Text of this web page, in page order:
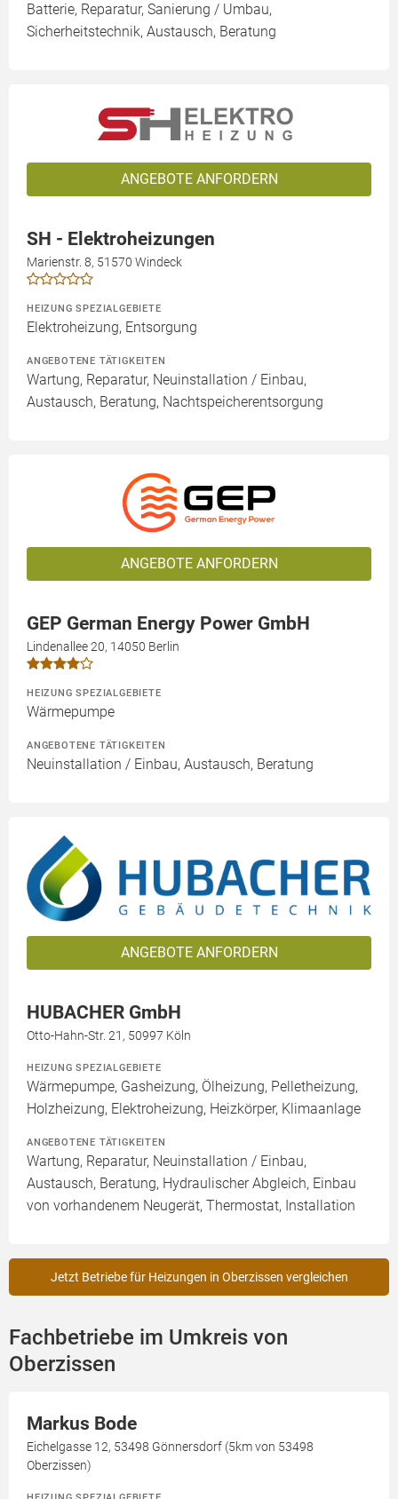
Batterie, Reparatur, Sanierung / Umbau,
Sicherheitstechnik, Austausch, Beratung
ANGEBOTE ANFORDERN
SH - Elektroheizungen
Marienstr. 8, 51570 Windeck
HEIZUNG SPEZIALGEBIETE
Elektroheizung, Entsorgung
ANGEBOTENE TÄTIGKEITEN
Wartung, Reparatur, Neuinstallation / Einbau,
Austausch, Beratung, Nachtspeicherentsorgung
ANGEBOTE ANFORDERN
GEP German Energy Power GmbH
Lindenallee 20, 14050 Berlin
HEIZUNG SPEZIALGEBIETE
Wärmepumpe
ANGEBOTENE TÄTIGKEITEN
Neuinstallation / Einbau, Austausch, Beratung
ANGEBOTE ANFORDERN
HUBACHER GmbH
Otto-Hahn-Str. 21, 50997 Köln
HEIZUNG SPEZIALGEBIETE
Wärmepumpe, Gasheizung, Ölheizung, Pelletheizung,
Holzheizung, Elektroheizung, Heizkörper, Klimaanlage
ANGEBOTENE TÄTIGKEITEN
Wartung, Reparatur, Neuinstallation / Einbau,
Austausch, Beratung, Hydraulischer Abgleich, Einbau
von vorhandenem Neugerät, Thermostat, Installation
Jetzt Betriebe für Heizungen in Oberzissen vergleichen
Fachbetriebe im Umkreis von
Oberzissen
Markus Bode
Eichelgasse 12, 53498 Gönnersdorf (5km von 53498
Oberzissen)